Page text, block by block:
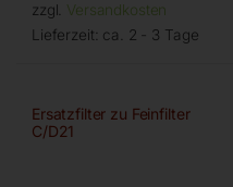
zzgl. Versandkosten
Lieferzeit: ca. 2 - 3 Tage
Ersatzfilter zu Feinfilter
C/D21